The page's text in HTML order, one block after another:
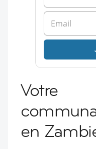
Votre
en